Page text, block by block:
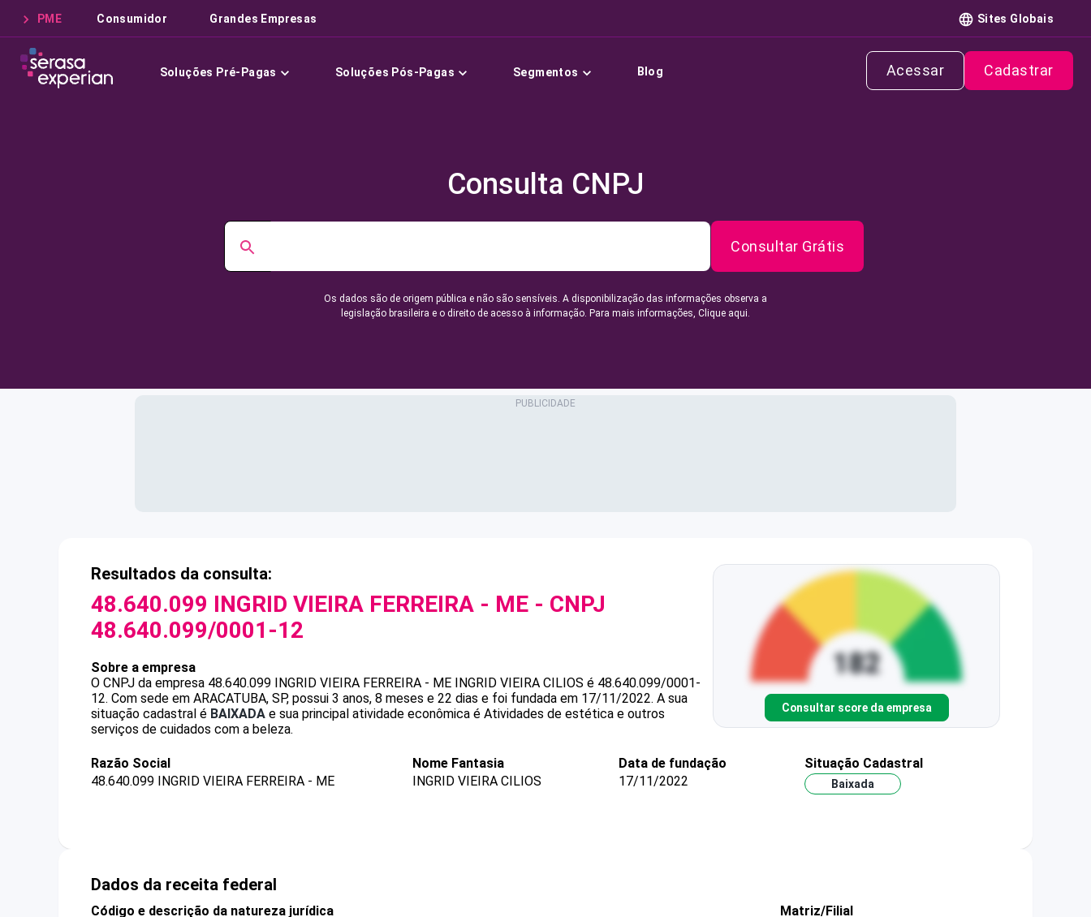
PME Consumidor Grandes Empresas Sites Globais
Soluções Pré-Pagas Soluções Pós-Pagas Segmentos Blog Acessar Cadastrar
Consulta CNPJ
Consultar Grátis
Os dados são de origem pública e não são sensíveis. A disponibilização das informações observa a
legislação brasileira e o direito de acesso à informação. Para mais informações, Clique aqui.
Resultados da consulta:
48.640.099 INGRID VIEIRA FERREIRA - ME - CNPJ
48.640.099/0001-12
Sobre a empresa
O CNPJ da empresa 48.640.099 INGRID VIEIRA FERREIRA - ME INGRID VIEIRA CILIOS é 48.640.099/0001-
12. Com sede em ARACATUBA, SP, possui 3 anos, 8 meses e 22 dias e foi fundada em 17/11/2022. A sua
situação cadastral é BAIXADA e sua principal atividade econômica é Atividades de estética e outros
serviços de cuidados com a beleza.
Consultar score da empresa
Razão Social
48.640.099 INGRID VIEIRA FERREIRA - ME
Nome Fantasia
INGRID VIEIRA CILIOS
Data de fundação
17/11/2022
Situação Cadastral
Baixada
Dados da receita federal
Código e descrição da natureza jurídica
Matriz/Filial